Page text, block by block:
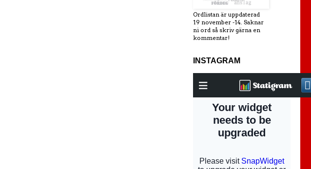
Ordlistan är uppdaterad
19 november -14. Saknar
ni ord så skriv gärna en
kommentar!
INSTAGRAM